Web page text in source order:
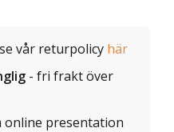
vår returpolicy här
- fri frakt över
online presentation